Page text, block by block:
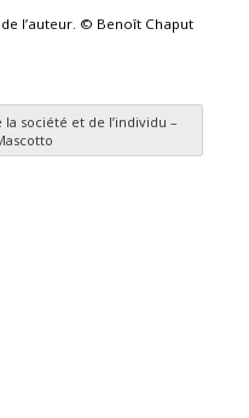
l’auteur. © Benoît Chaput
société et de l’individu –